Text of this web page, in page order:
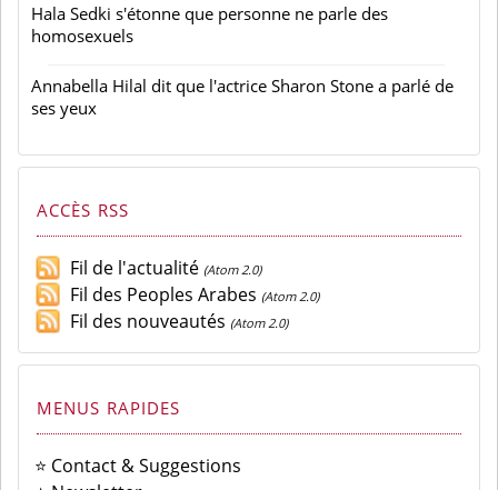
Hala Sedki s'étonne que personne ne parle des
homosexuels
Annabella Hilal dit que l'actrice Sharon Stone a parlé de
ses yeux
ACCÈS RSS
Fil de l'actualité (Atom 2.0)
Fil des Peoples Arabes (Atom 2.0)
Fil des nouveautés (Atom 2.0)
MENUS RAPIDES
⭐ Contact & Suggestions